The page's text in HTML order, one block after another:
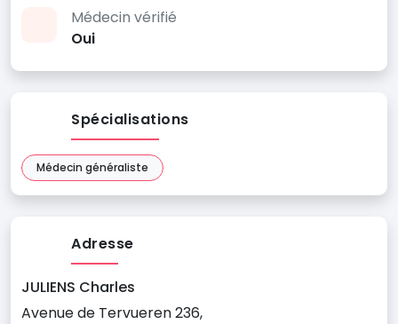
Médecin vérifié
Oui
Spécialisations
Médecin généraliste
Adresse
JULIENS Charles
Avenue de Tervueren 236,